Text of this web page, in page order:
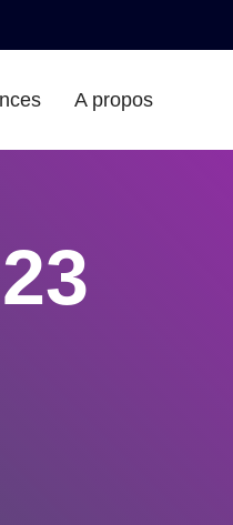
A propos